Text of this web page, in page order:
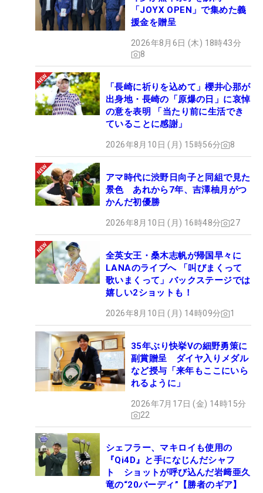
という感じで今回はやりました」と、クラブ全体の
つながりも良くなった。
それが表れたのは、前半最後の18番パー5。ティシ
ョットはドライバーでフェアウェイど真ん中をとら
えると、3番ユーティリティでドローをかけて、左
奥に切ってあったピンと同じ面、7.5メートルに乗せ
た。イーグルパットは惜しくも外れたが、きょう初
っているみたいな感覚でした」と振り返る。そし
て、「久しぶりに自分の思った球がドライバーで打
てました」とまでいう。
イングがゆっくりで、切り返しがグニャンとしなる
シャフトが好きだった」という。中学時代までは軽
いヘッドにフジクラのRシャフトを挿していた。そ
れが高校1年でSシャフトに換わり、「プロになって
からどんどんリズムが早くなったんですよ」と、高
校1年でツアー初優勝を果たしてプロに転向する
と、Xシャフトにまで硬くなった。一時はXXシャフ
トも使っており、「ドライバーの調子が悪かったと
きは、『やわらかい＝曲がる』という感覚だった。
硬いシャフトで低いフェードばっかり打っていた」
と話す。
それが3年前から取り組んだスイング改造により、
以前の切り返しで反動をつけてクイックに下ろす動
きから、いまは「昔より切り返しが静か」に変化
し、待てるようになった。スイングプレーンもステ
ィープからシャローに変わったことで、棒のような
「JOYX OPEN」で集めた義
援金を贈呈
2026年8月6日 (木) 18時43分
8
「長崎に祈りを込めて」櫻井心那が
出身地・長崎の「原爆の日」に哀悼
の意を表明 「当たり前に生活でき
ていることに感謝」
2026年8月10日 (月) 15時56分 8
アマ時代に渋野日向子と同組で見た
景色 あれから7年、吉澤柚月がつ
かんだ初優勝
2026年8月10日 (月) 16時48分 27
全英女王・桑木志帆が帰国早々に
LANAのライブへ 「叫びまくって
歌いまくって」バックステージでは
嬉しい2ショットも！
2026年8月10日 (月) 14時09分 1
35年ぶり快挙Vの細野勇策に
副賞贈呈 ダイヤ入りメダル
など授与「来年もここにいら
れるように」
2026年7月17日 (金) 14時15分
22
シェフラー、マキロイも使用の
『Qi4D』と手になじんだシャフ
ト ショットが呼び込んだ岩﨑亜久
竜の“20バーディ”【勝者のギア】